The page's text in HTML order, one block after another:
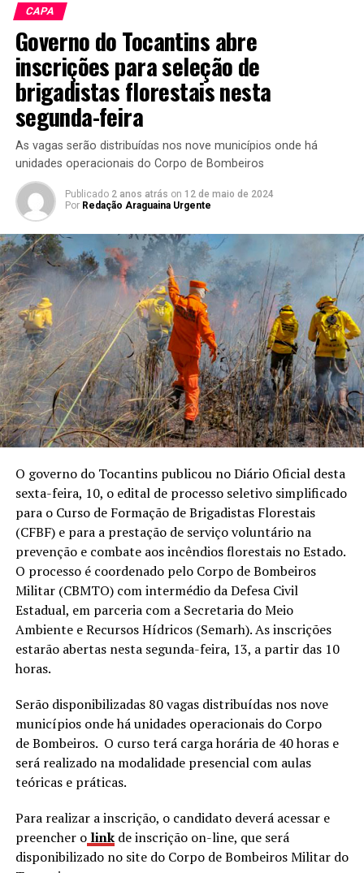
CAPA
Governo do Tocantins abre
inscrições para seleção de
brigadistas florestais nesta
segunda-feira
As vagas serão distribuídas nos nove municípios onde há
unidades operacionais do Corpo de Bombeiros
Publicado 2 anos atrás on 12 de maio de 2024
Por Redação Araguaina Urgente
O governo do Tocantins publicou no Diário Oficial desta
sexta-feira, 10, o edital de processo seletivo simplificado
para o Curso de Formação de Brigadistas Florestais
(CFBF) e para a prestação de serviço voluntário na
prevenção e combate aos incêndios florestais no Estado.
O processo é coordenado pelo Corpo de Bombeiros
Militar (CBMTO) com intermédio da Defesa Civil
Estadual, em parceria com a Secretaria do Meio
Ambiente e Recursos Hídricos (Semarh). As inscrições
estarão abertas nesta segunda-feira, 13, a partir das 10
horas.
Serão disponibilizadas 80 vagas distribuídas nos nove
municípios onde há unidades operacionais do Corpo
de Bombeiros. O curso terá carga horária de 40 horas e
será realizado na modalidade presencial com aulas
teóricas e práticas.
Para realizar a inscrição, o candidato deverá acessar e
preencher o linkde inscrição on-line, que será
disponibilizado no site do Corpo de Bombeiros Militar do